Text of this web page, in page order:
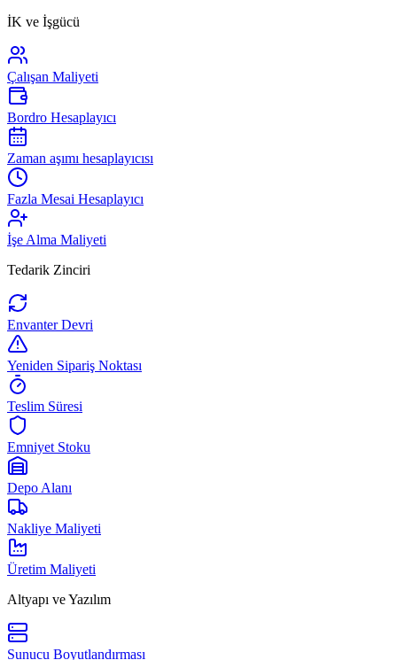
İK ve İşgücü
Çalışan Maliyeti
Bordro Hesaplayıcı
Zaman aşımı hesaplayıcısı
Fazla Mesai Hesaplayıcı
İşe Alma Maliyeti
Tedarik Zinciri
Envanter Devri
Yeniden Sipariş Noktası
Teslim Süresi
Emniyet Stoku
Depo Alanı
Nakliye Maliyeti
Üretim Maliyeti
Altyapı ve Yazılım
Sunucu Boyutlandırması